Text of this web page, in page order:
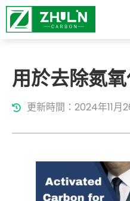
用於去除氮
更新時間：2024年11月